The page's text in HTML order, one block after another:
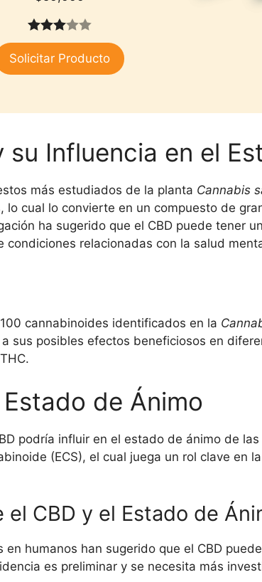
3.00
de 5
Solicitar Producto
Influencia en el
más estudiados de la planta Cannabis
lo cual lo convierte en un compuesto de
ha sugerido que el CBD puede tener
relacionadas con la salud
cannabinoides identificados en la
sus posibles efectos beneficiosos en
de Ánimo
podría influir en el estado de ánimo de
(ECS), el cual juega un rol clave en
CBD y el Estado de
humanos han sugerido que el CBD
es preliminar y se necesita más